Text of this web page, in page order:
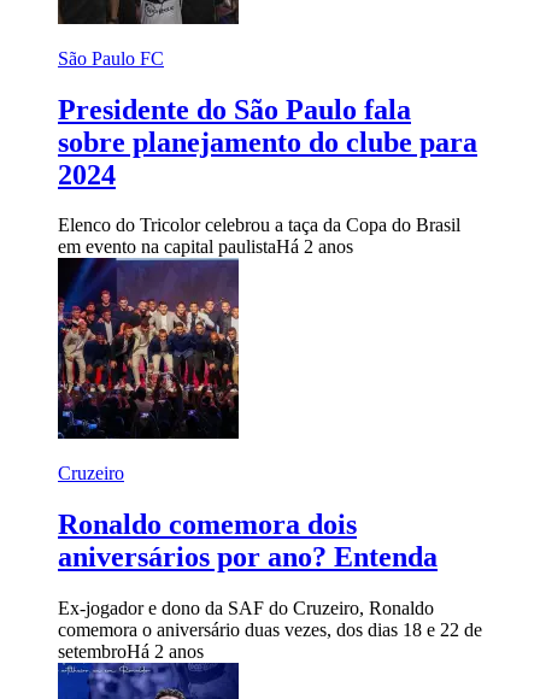
São Paulo FC
Presidente do São Paulo fala
sobre planejamento do clube para
2024
Elenco do Tricolor celebrou a taça da Copa do Brasil
em evento na capital paulistaHá 2 anos
Cruzeiro
Ronaldo comemora dois
aniversários por ano? Entenda
Ex-jogador e dono da SAF do Cruzeiro, Ronaldo
comemora o aniversário duas vezes, dos dias 18 e 22 de
setembroHá 2 anos